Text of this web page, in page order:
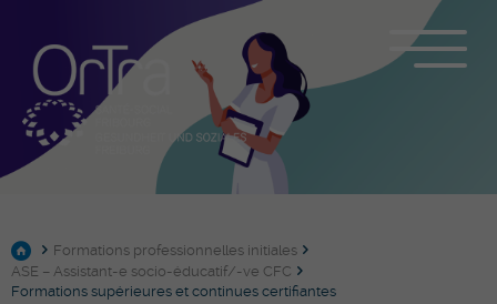
Formations professionnelles initiales
ASE – Assistant-e socio-éducatif/-ve CFC
Formations supérieures et continues certifiantes